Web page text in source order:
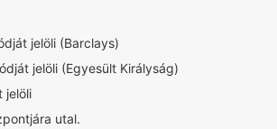
jelöli (Barclays)
jelöli (Egyesült Királyság)
jelöli
utal.